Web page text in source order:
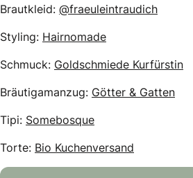
Brautkleid: @fraeuleintraudich
Styling: Hairnomade
Schmuck: Goldschmiede Kurfürstin
Bräutigamanzug: Götter & Gatten
Tipi: Somebosque
Torte: Bio Kuchenversand